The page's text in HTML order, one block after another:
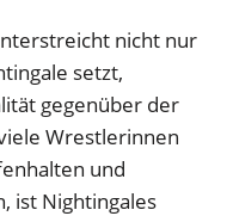
nicht nur
setzt,
gegenüber der
Wrestlerinnen
und
ist Nightingales